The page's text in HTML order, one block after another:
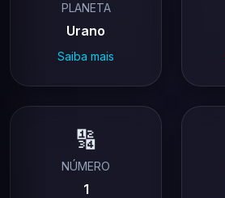
PLANETA
Urano
Saiba mais
🔢
NÚMERO
1